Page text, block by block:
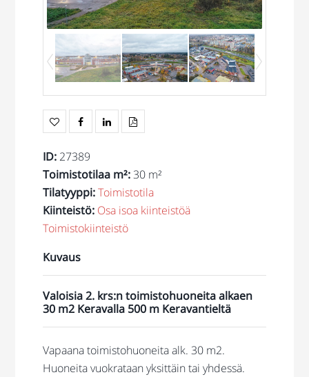
ID: 27389
Toimistotilaa m²:30 m²
Tilatyyppi:Toimistotila
Kiinteistö: Osa isoa kiinteistöä
Toimistokiinteistö
Kuvaus
Valoisia 2. krs:n toimistohuoneita alkaen
30 m2 Keravalla 500 m Keravantieltä
Vapaana toimistohuoneita alk. 30 m2.
Huoneita vuokrataan yksittäin tai yhdessä.